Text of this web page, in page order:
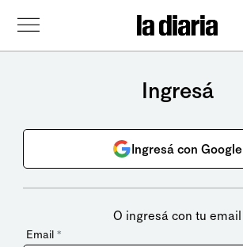
Ingresá
Ingresá con Google
O ingresá con tu email
Email *